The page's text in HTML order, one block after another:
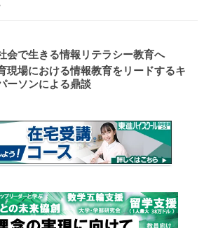
ント
高3生・高2生・高1生対
東進の実力講師陣
導を今すぐ体験!!